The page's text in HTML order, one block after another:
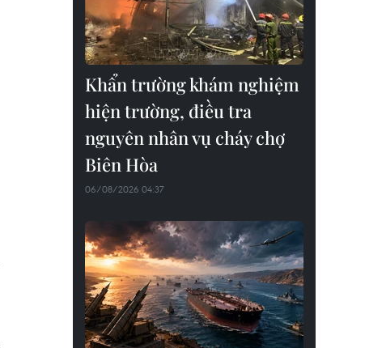
Khẩn trường khám nghiệm
hiện trường, điều tra
nguyên nhân vụ cháy chợ
Biên Hòa
06/08/2026 04:37